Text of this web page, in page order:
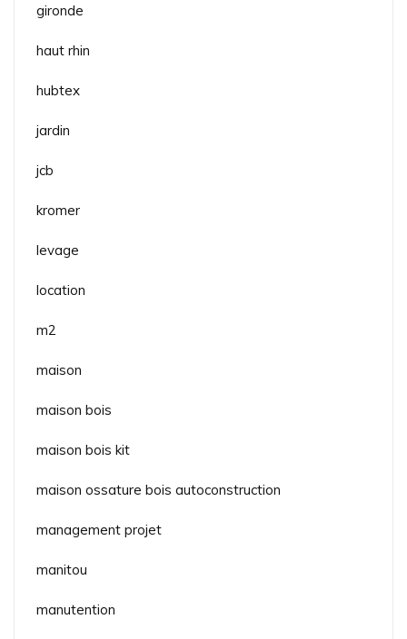
gironde
haut rhin
hubtex
jardin
jcb
kromer
levage
location
m2
maison
maison bois
maison bois kit
maison ossature bois autoconstruction
management projet
manitou
manutention